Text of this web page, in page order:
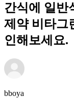
간식에 일반
제약 비타그
인해보세요.
bboya